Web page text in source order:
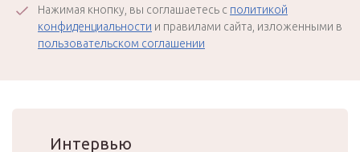
Нажимая кнопку, вы соглашаетесь с политикой
конфиденциальности и правилами сайта, изложенными в
пользовательском соглашении
Интервью